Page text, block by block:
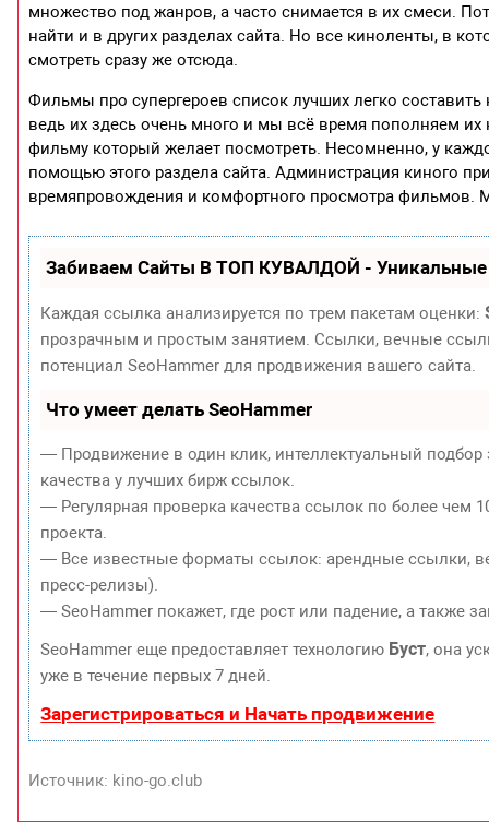
множество под жанров, а часто снимается в их смеси.
найти и в других разделах сайта. Но все киноленты, в
смотреть сразу же отсюда.
Фильмы про супергероев список лучших легко
ведь их здесь очень много и мы всё время пополняем
фильму который желает посмотреть. Несомненно, у
помощью этого раздела сайта. Администрация киного
времяпровождения и комфортного просмотра
Забиваем Сайты В ТОП КУВАЛДОЙ - Уникальные
Каждая ссылка анализируется по трем пакетам оценки:
прозрачным и простым занятием. Ссылки, вечные
потенциал SeoHammer для продвижения вашего сайта.
Что умеет делать SeoHammer
— Продвижение в один клик, интеллектуальный
качества у лучших бирж ссылок.
— Регулярная проверка качества ссылок по более чем
проекта.
— Все известные форматы ссылок: арендные ссылки,
пресс-релизы).
— SeoHammer покажет, где рост или падение, а также
SeoHammer еще предоставляет технологию Буст, она
уже в течение первых 7 дней.
Зарегистрироваться и Начать продвижение
Источник: kino-go.club